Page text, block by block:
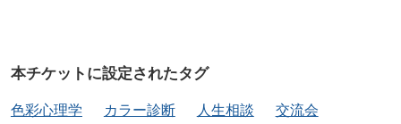
１歳のお子さんと、９０代の方が、同じように笑顔
本チケットに設定されたタグ
色彩心理学 カラー診断 人生相談
交流会